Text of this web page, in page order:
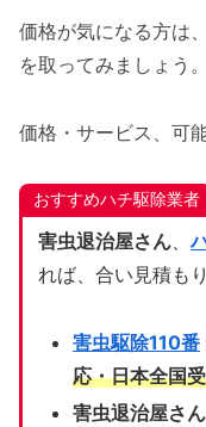
価格が気になる方は
を取ってみましょう。
価格・サービス、可
おすすめハチ駆除業者
害虫退治屋さん、
れば、合い見積も
害虫駆除110番
応・日本全国
害虫退治屋さん